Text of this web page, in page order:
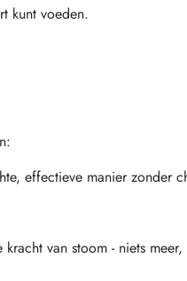
kunt voeden.
effectieve manier zonder
van stoom - niets